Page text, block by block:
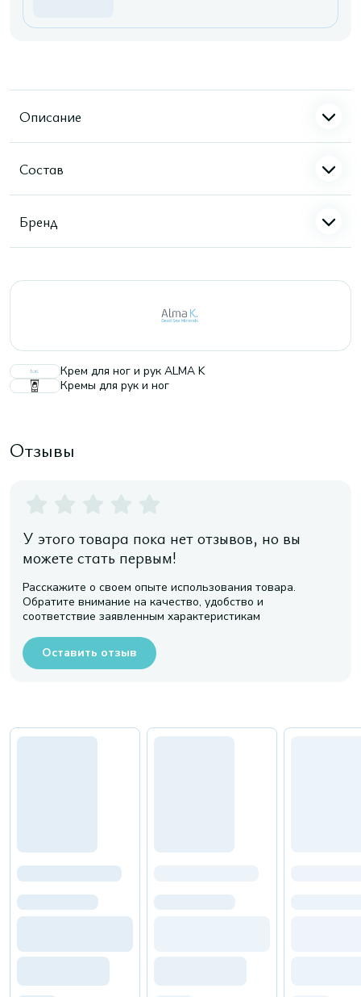
Описание
Состав
Бренд
Крем для ног и рук ALMA K
Кремы для рук и ног
Отзывы
У этого товара пока нет отзывов, но вы
можете стать первым!
Расскажите о своем опыте использования товара.
Обратите внимание на качество, удобство и
соответствие заявленным характеристикам
Оставить отзыв